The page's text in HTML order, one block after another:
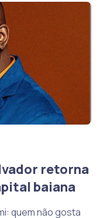
retorna
baiana
quem não gosta